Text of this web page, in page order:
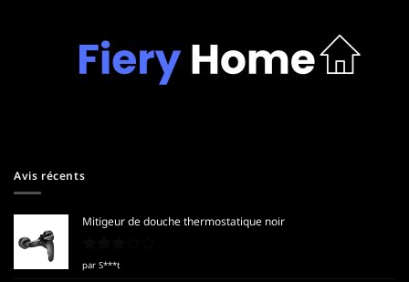
Avis récents
Mitigeur de douche thermostatique noir
Note3
par S***t